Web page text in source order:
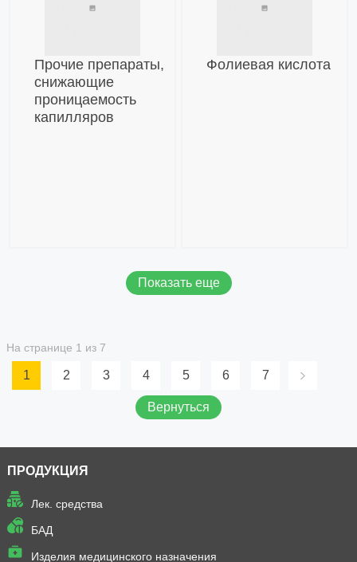
Прочие препараты,
снижающие
проницаемость
капилляров
Фолиевая кислота
Показать еще
На странице 1 из 7
1 2 3 4 5 6 7
Вернуться
ПРОДУКЦИЯ
Лек. средства
БАД
Изделия медицинского назначения